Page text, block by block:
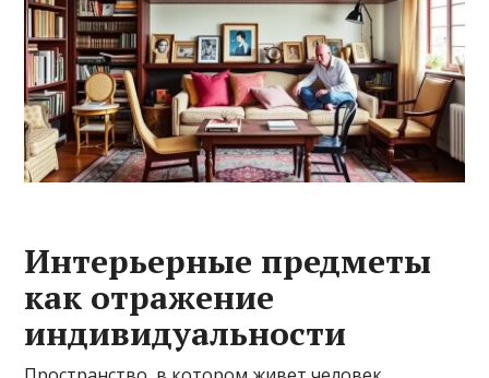
Интерьерные предметы
как отражение
индивидуальности